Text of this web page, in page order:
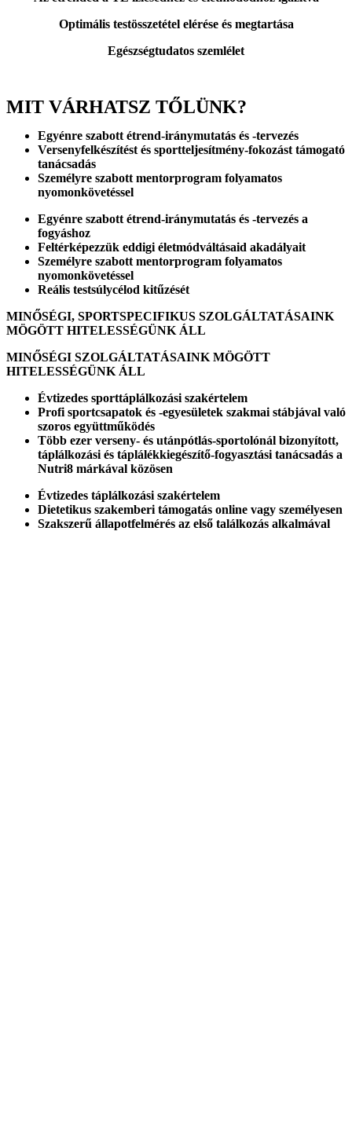
Optimális testösszetétel elérése és megtartása
Egészségtudatos szemlélet
MIT VÁRHATSZ TŐLÜNK?
Egyénre szabott étrend-iránymutatás és -tervezés
Versenyfelkészítést és sportteljesítmény-fokozást támogató
tanácsadás
Személyre szabott mentorprogram folyamatos
nyomonkövetéssel
Egyénre szabott étrend-iránymutatás és -tervezés a
fogyáshoz
Feltérképezzük eddigi életmódváltásaid akadályait
Személyre szabott mentorprogram folyamatos
nyomonkövetéssel
Reális testsúlycélod kitűzését
MINŐSÉGI, SPORTSPECIFIKUS SZOLGÁLTATÁSAINK
MÖGÖTT HITELESSÉGÜNK ÁLL
MINŐSÉGI SZOLGÁLTATÁSAINK MÖGÖTT
HITELESSÉGÜNK ÁLL
Évtizedes sporttáplálkozási szakértelem
Profi sportcsapatok és -egyesületek szakmai stábjával való
szoros együttműködés
Több ezer verseny- és utánpótlás-sportolónál bizonyított,
táplálkozási és táplálékkiegészítő-fogyasztási tanácsadás a
Nutri8 márkával közösen
Évtizedes táplálkozási szakértelem
Dietetikus szakemberi támogatás online vagy személyesen
Szakszerű állapotfelmérés az első találkozás alkalmával